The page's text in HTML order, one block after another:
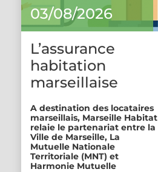
03/08/2026
L’assurance
habitation
marseillaise
A destination des locataires
marseillais, Marseille Habitat
relaie le partenariat entre la
Ville de Marseille, La
Mutuelle Nationale
Territoriale (MNT) et
Harmonie Mutuelle